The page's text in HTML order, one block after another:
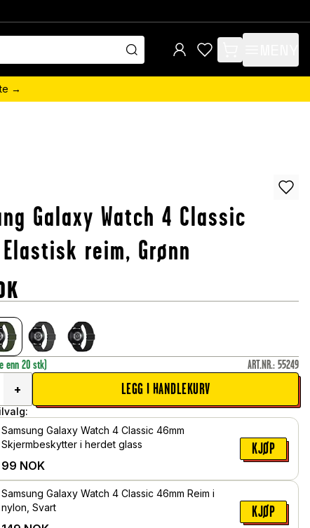
items in cart, view
→
Galaxy Watch 4 Classic
reim, Grønn
enn 20 stk) ART.NR.: 55249
+ LEGG I HANDLEKURV
Samsung Galaxy Watch 4 Classic 46mm
Skjermbeskytter i herdet glass
99 NOK
KJØP
Samsung Galaxy Watch 4 Classic 46mm Reim i
nylon, Svart
KJØP